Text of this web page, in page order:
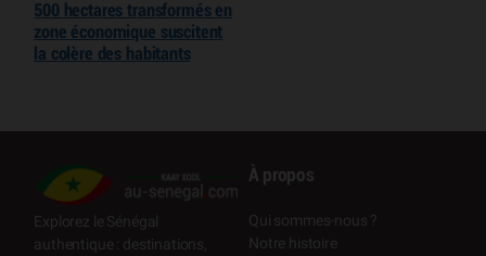
500 hectares transformés en
zone économique suscitent
la colère des habitants
Explorez le Sénégal
authentique : destinations,
À propos
Qui sommes-nous ?
Notre histoire